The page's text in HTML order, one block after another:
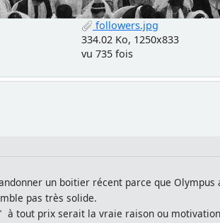
followers.jpg
334.02 Ko, 1250x833
vu 735 fois
un boitier récent parce que Olympus
pas très solide.
à tout prix serait la vraie raison ou